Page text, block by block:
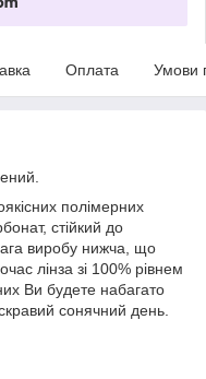
Оплата Умови
полімерних
стійкий до
виробу нижча, що
лінза зі 100% рівнем
Ви будете набагато
сонячний день.